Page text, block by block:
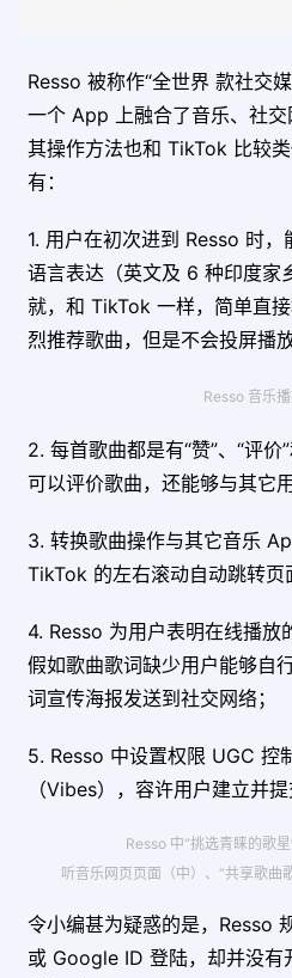
Resso 被称作“全世界 款社交
一个 App 上融合了音乐、社交
其操作方法也和 TikTok 比较
有：
1. 用户在初次进到 Resso 时
语言表达（英文及 6 种印度家
就，和 TikTok 一样，简单直
烈推荐歌曲，但是不会投屏播
Resso 音乐
2. 每首歌曲都是有“赞”、“评价
可以评价歌曲，还能够与其它
3. 转换歌曲操作与其它音乐
TikTok 的左右滚动自动跳转页
4. Resso 为用户表明在线播放
假如歌曲歌词缺少用户能够自
词宣传海报发送到社交网络；
5. Resso 中设置权限 UGC 控
（Vibes），容许用户建立并
Resso 中“挑选青睐的歌星
听音乐网页页面（中）、“共享歌曲
令小编甚为疑惑的是，Resso
或 Google ID 登陆，却并没有